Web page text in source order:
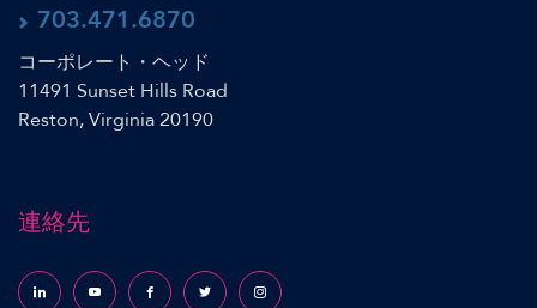
703.471.6870
コーポレート・ヘッド
11491 Sunset Hills Road
Reston, Virginia 20190
連絡先
Follow us on LinkedInFollow us on YouTubeFollow us on Facebook
Follow us on X (formerly Twitter)
Follow us on Instagram